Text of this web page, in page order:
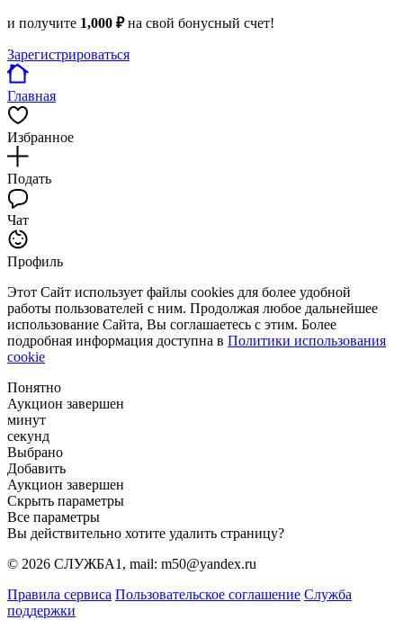
и получите 1,000 ₽на свой бонусный счет!
Зарегистрироваться
Главная
Избранное
Подать
Чат
Профиль
Этот Сайт использует файлы cookies для более удобной
работы пользователей с ним. Продолжая любое дальнейшее
использование Сайта, Вы соглашаетесь с этим. Более
подробная информация доступна в Политики использования
cookie
Понятно
Аукцион завершен
минут
секунд
Выбрано
Добавить
Аукцион завершен
Скрыть параметры
Все параметры
Вы действительно хотите удалить страницу?
© 2026 СЛУЖБА1, mail: m50@yandex.ru
Правила сервиса Пользовательское соглашение Служба
поддержки